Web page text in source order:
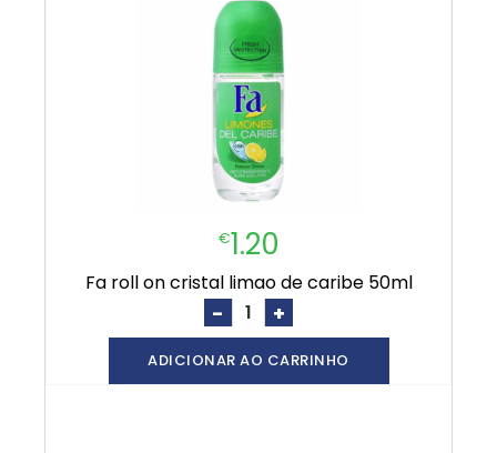
€1.20
fa roll on cristal limao de caribe 50ml
- +
ADICIONAR AO CARRINHO